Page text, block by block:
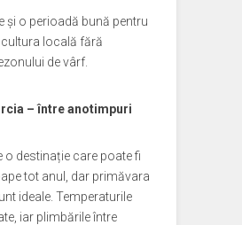
și o perioadă bună pentru
locală fără
de vârf.
– între anotimpuri
o destinație care poate fi
tot anul, dar primăvara
ideale. Temperaturile
iar plimbările între